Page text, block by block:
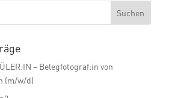
– Belegfotograf:in von
(m/w/d)